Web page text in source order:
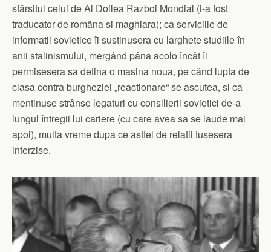
sfârsitul celui de Al Doilea Razboi Mondial (i-a fost
traducator de româna si maghiara); ca serviciile de
informatii sovietice îi sustinusera cu larghete studiile în
anii stalinismului, mergând pâna acolo încât îi
permisesera sa detina o masina noua, pe când lupta de
clasa contra burgheziei „reactionare“ se ascutea, si ca
mentinuse strânse legaturi cu consilierii sovietici de-a
lungul întregii lui cariere (cu care avea sa se laude mai
apoi), multa vreme dupa ce astfel de relatii fusesera
interzise.